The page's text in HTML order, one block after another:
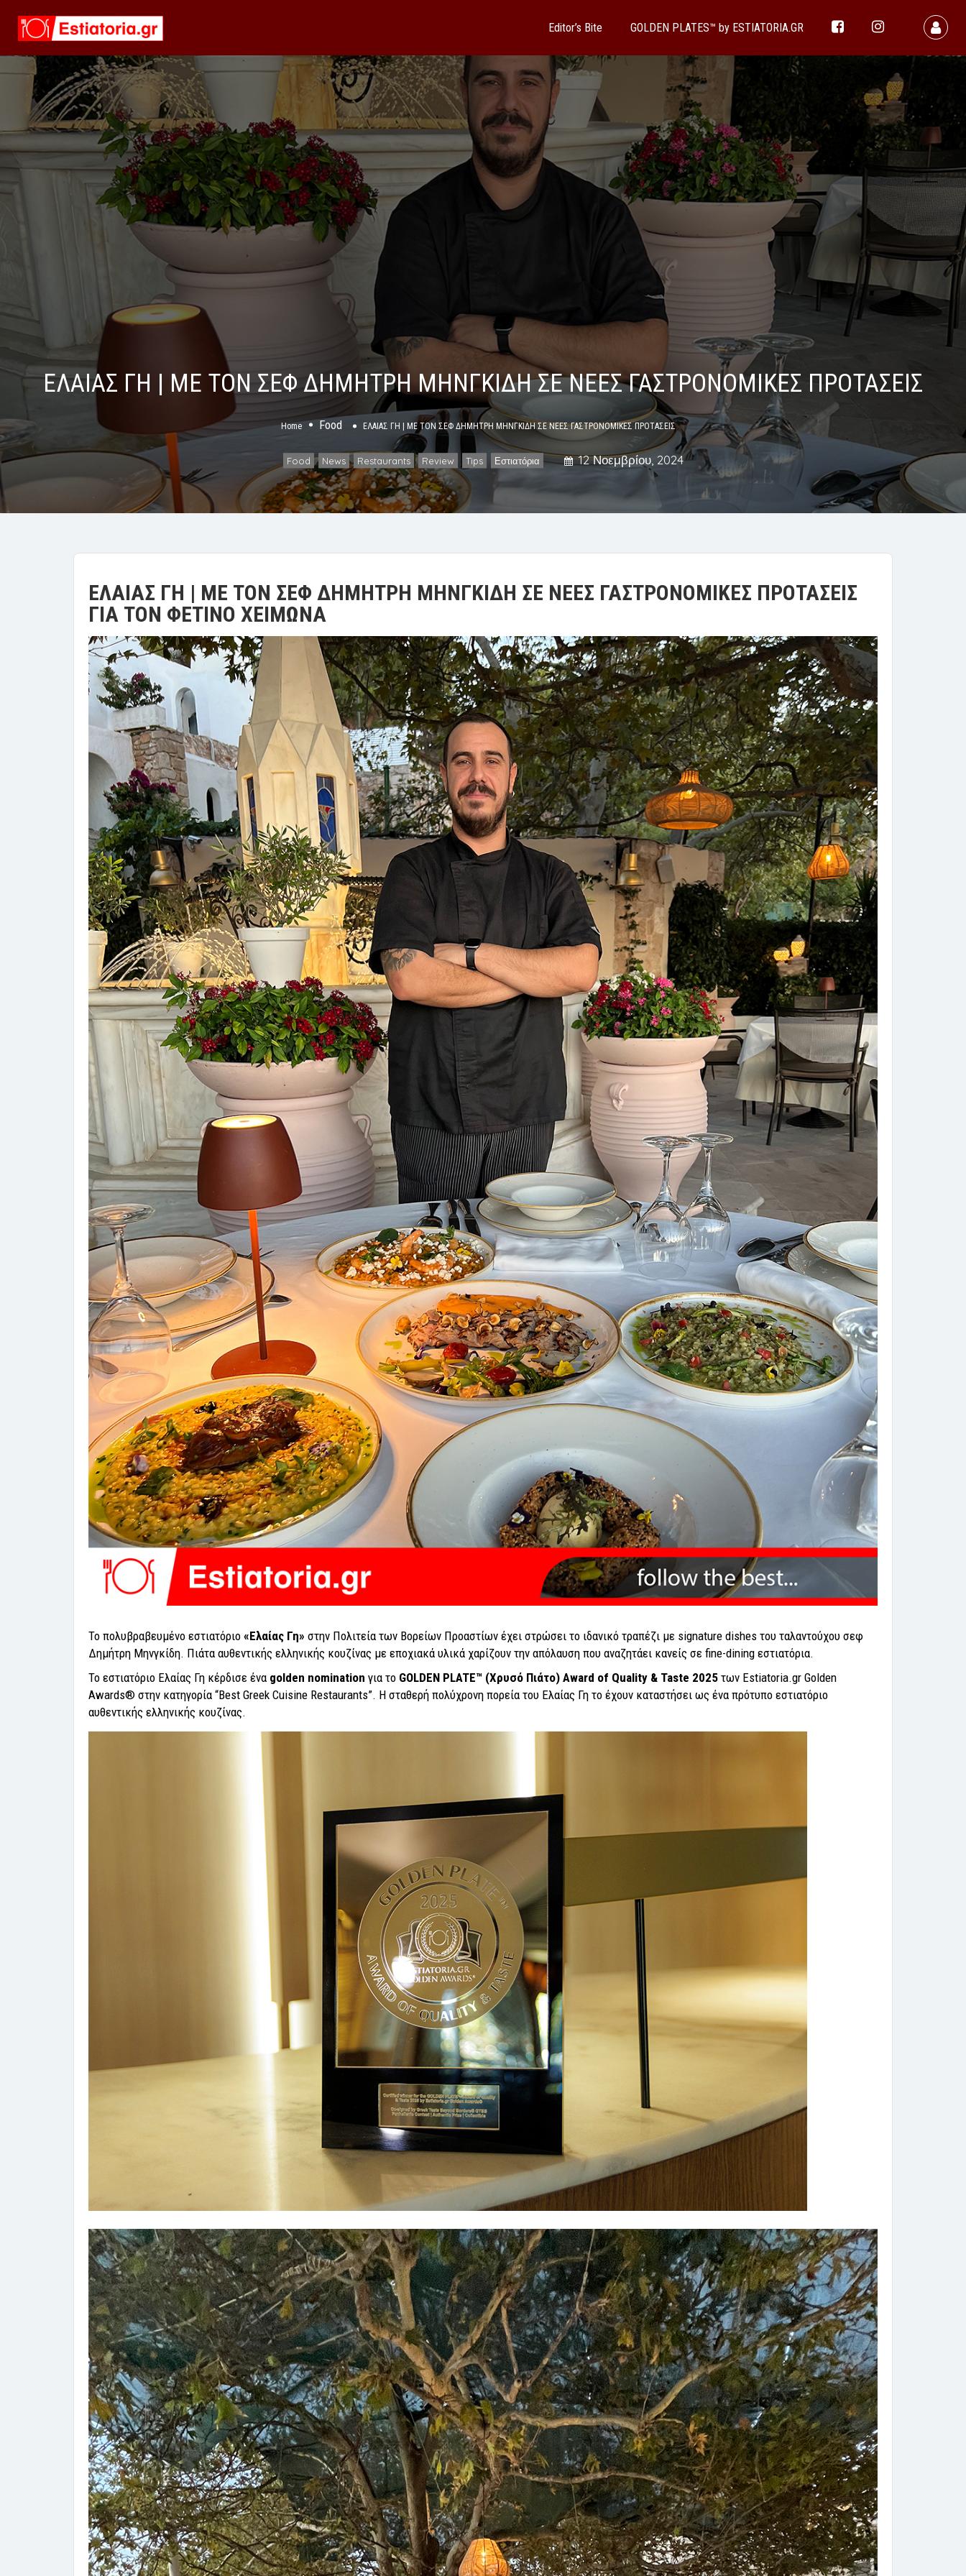
Editor’s Bite GOLDEN PLATES™ by ESTIATORIA.GR
ΕΛΑΙΑΣ ΓΗ | ΜΕ ΤΟΝ ΣΕΦ ΔΗΜΗΤΡΗ ΜΗΝΓΚΙΔΗ ΣΕ ΝΕΕΣ ΓΑΣΤΡΟΝΟΜΙΚΕΣ ΠΡΟΤΑΣΕΙΣ
Home Food ΕΛΑΙΑΣ ΓΗ | ΜΕ ΤΟΝ ΣΕΦ ΔΗΜΗΤΡΗ ΜΗΝΓΚΙΔΗ ΣΕ ΝΕΕΣ ΓΑΣΤΡΟΝΟΜΙΚΕΣ ΠΡΟΤΑΣΕΙΣ
Food , News , Restaurants , Review , Tips Εστιατόρια 12 Νοεμβρίου, 2024
ΕΛΑΙΑΣ ΓΗ | ΜΕ ΤΟΝ ΣΕΦ ΔΗΜΗΤΡΗ ΜΗΝΓΚΙΔΗ ΣΕ ΝΕΕΣ ΓΑΣΤΡΟΝΟΜΙΚΕΣ ΠΡΟΤΑΣΕΙΣ
ΓΙΑ ΤΟΝ ΦΕΤΙΝΟ ΧΕΙΜΩΝΑ
Το πολυβραβευμένο εστιατόριο «Ελαίας Γη» στην Πολιτεία των Βορείων Προαστίων έχει στρώσει το ιδανικό τραπέζι με signature dishes του ταλαντούχου σεφ
Δημήτρη Μηνγκίδη. Πιάτα αυθεντικής ελληνικής κουζίνας με εποχιακά υλικά χαρίζουν την απόλαυση που αναζητάει κανείς σε fine-dining εστιατόρια.
Το εστιατόριο Ελαίας Γη κέρδισε ένα golden nomination για το GOLDEN PLATE™ (Χρυσό Πιάτο) Award of Quality & Taste 2025 των Estiatoria.gr Golden
Awards® στην κατηγορία “Best Greek Cuisine Restaurants”. Η σταθερή πολύχρονη πορεία του Ελαίας Γη το έχουν καταστήσει ως ένα πρότυπο εστιατόριο
αυθεντικής ελληνικής κουζίνας.